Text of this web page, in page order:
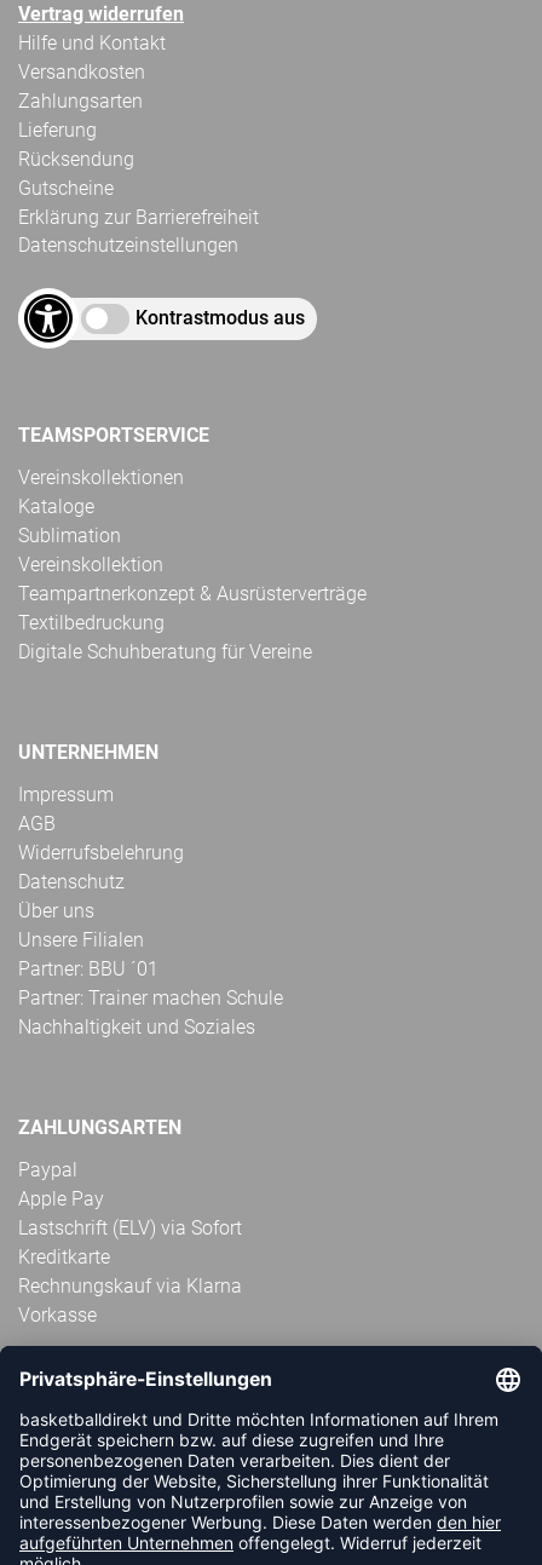
Vertrag widerrufen
Hilfe und Kontakt
Versandkosten
Zahlungsarten
Lieferung
Rücksendung
Gutscheine
Erklärung zur Barrierefreiheit
Datenschutzeinstellungen
Kontrastmodus aus
TEAMSPORTSERVICE
Vereinskollektionen
Kataloge
Sublimation
Vereinskollektion
Teampartnerkonzept & Ausrüsterverträge
Textilbedruckung
Digitale Schuhberatung für Vereine
UNTERNEHMEN
Impressum
AGB
Widerrufsbelehrung
Datenschutz
Über uns
Unsere Filialen
Partner: BBU ´01
Partner: Trainer machen Schule
Nachhaltigkeit und Soziales
ZAHLUNGSARTEN
Paypal
Apple Pay
Lastschrift (ELV) via Sofort
Kreditkarte
Rechnungskauf via Klarna
Vorkasse
ABONNIERE JETZT DEN KOSTENLOSEN
HANDBALLDIREKT-NEWSLETTER UND VERPASSE KEINE
NEUIGKEIT ODER AKTION MEHR.
JETZT ANMELDEN